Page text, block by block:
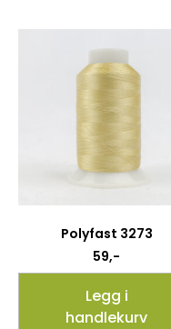
Polyfast 3273
59,-
Legg i
handlekurv